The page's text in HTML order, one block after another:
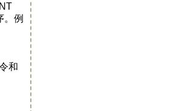
。例
和